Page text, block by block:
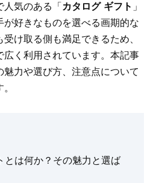
d
di
t
a
ts
A
p
k
e
dI
n
p
y
Li
n
ar
e
気のある「 カタログ ギフト 」
好きなものを選べる画期的な
け取る側も満足できるため、
く利用されています。本記事
力や選び方、注意点について
とは何か？その魅力と選ば